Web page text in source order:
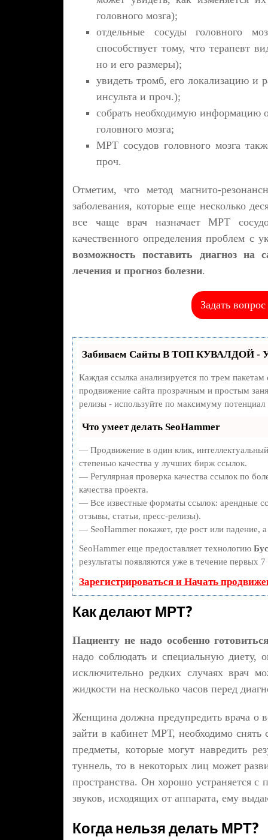
головного мозга);
отдельные сосуды головного
способствует тому, что терапевт
но и его размеры);
увидеть тромб, его локализацию и
инсульта и проч.);
собрать необходимую информацию
головного мозга;
МРТ сосудов головного мозга
проч.
Отметим, что метод магнито-
заболевания, которые еще несколько
все чаще врач назначает МРТ
качественного определения проблем с
возможность поставить диагноз на
лечения и прогноз болезни.
Задать
Забиваем Сайты В ТОП КУВАЛДОЙ -
Каждая ссылка анализируется по трем
продвижение сайта прозрачным и простым
релизы - используйте по максимуму
Что умеет делать SeoHammer
— Продвижение в один клик,
степенью качества у лучших бирж ссылок.
— Регулярная проверка качества ссылок по
качества проекта.
— Все известные форматы ссылок: арендные
отзывы, статьи, пресс-релизы).
— SeoHammer покажет, где рост или падение,
SeoHammer еще предоставляет технологию
результаты появляются уже в течение первых
Зарегистрироваться и Начать
Как делают МРТ?
Пациенту не надо особенно
надо соблюдать и специальную диету,
исключительно редких случаях врач
жидкости на несколько часов перед
Женщина должна предупредить врача о
зайти в кабинет МРТ, необходимо снять
предметы, которые могут навредить
туннель, то в некоторых лиц может
пространства. Он хорошо устраняется
звуков, исходящих от аппарата, ему
Когда нельзя делать МРТ?